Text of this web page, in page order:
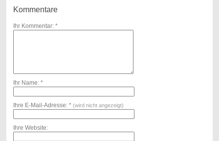
Kommentare
Ihr Kommentar: *
Ihr Name: *
Ihre E-Mail-Adresse: * (wird nicht angezeigt)
Ihre Website: